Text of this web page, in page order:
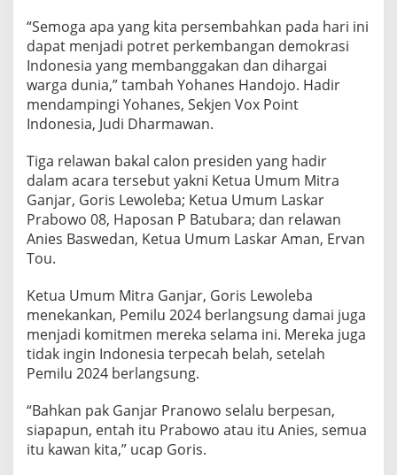
“Semoga apa yang kita persembahkan pada hari ini
dapat menjadi potret perkembangan demokrasi
Indonesia yang membanggakan dan dihargai
warga dunia,” tambah Yohanes Handojo. Hadir
mendampingi Yohanes, Sekjen Vox Point
Indonesia, Judi Dharmawan.
Tiga relawan bakal calon presiden yang hadir
dalam acara tersebut yakni Ketua Umum Mitra
Ganjar, Goris Lewoleba; Ketua Umum Laskar
Prabowo 08, Haposan P Batubara; dan relawan
Anies Baswedan, Ketua Umum Laskar Aman, Ervan
Tou.
Ketua Umum Mitra Ganjar, Goris Lewoleba
menekankan, Pemilu 2024 berlangsung damai juga
menjadi komitmen mereka selama ini. Mereka juga
tidak ingin Indonesia terpecah belah, setelah
Pemilu 2024 berlangsung.
“Bahkan pak Ganjar Pranowo selalu berpesan,
siapapun, entah itu Prabowo atau itu Anies, semua
itu kawan kita,” ucap Goris.